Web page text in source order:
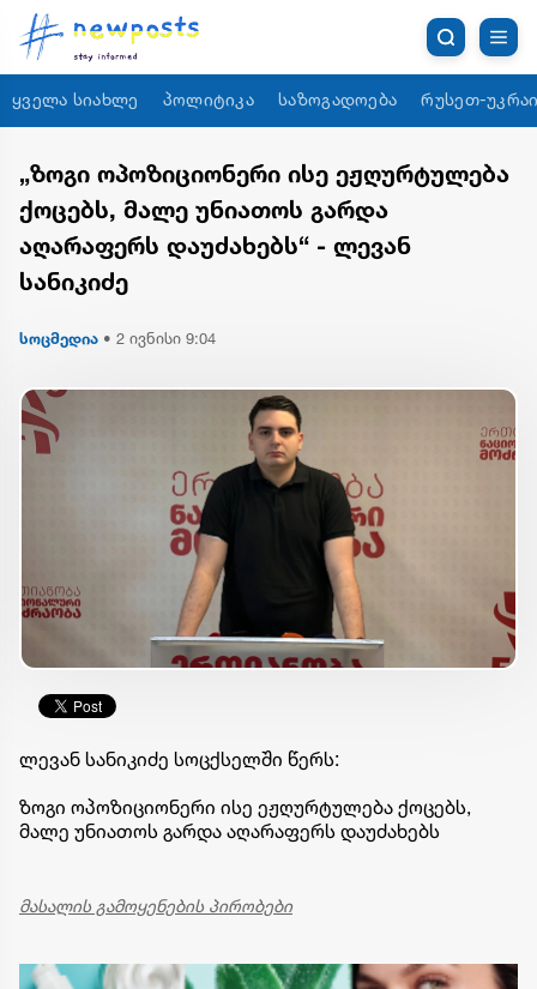
ყველა სიახლე პოლიტიკა საზოგადოება რუსეთ-
„ზოგი ოპოზიციონერი ისე ეჟღურტულება
ქოცებს, მალე უნიათოს გარდა
აღარაფერს დაუძახებს“ - ლევან
სანიკიძე
სოცმედია • 2 ივნისი 9:04
ლევან სანიკიძე სოცქსელში წერს:
ზოგი ოპოზიციონერი ისე ეჟღურტულება ქოცებს,
მალე უნიათოს გარდა აღარაფერს დაუძახებს
მასალის გამოყენების პირობები